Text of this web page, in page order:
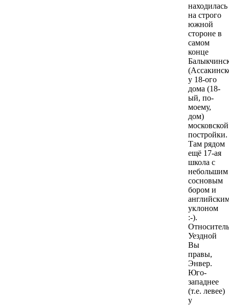
находилась
на строго
южной
стороне в
самом
конце
у 18-ого
дома (18-
ый, по-
моему,
дом)
московской
постройки.
Там рядом
ещё 17-ая
школа с
небольшим
сосновым
бором и
уклоном
:-).
Уездной
Вы
правы,
Энвер.
Юго-
западнее
(т.е. левее)
у